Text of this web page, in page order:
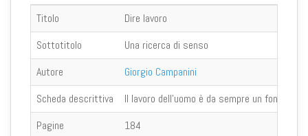
Titolo
Dire lavoro
Sottotitolo
Una ricerca di senso
Autore
Giorgio Campanini
Scheda descrittiva
Il lavoro dell’uomo è da sempre un
Pagine
184